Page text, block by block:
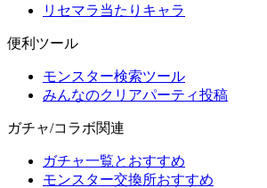
リセマラ当たりキャラ
便利ツール
モンスター検索ツール
みんなのクリアパーティ投稿
ガチャ/コラボ関連
ガチャ一覧とおすすめ
モンスター交換所おすすめ